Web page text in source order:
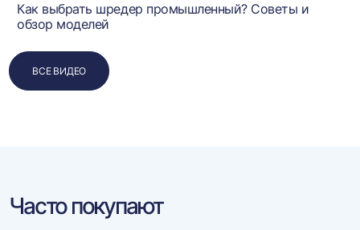
Как выбрать шредер промышленный? Советы и
обзор моделей
ВСЕ ВИДЕО
Часто покупают